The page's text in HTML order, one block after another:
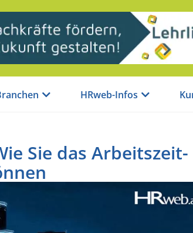
HRweb-Infos
Sie das Arbeitszeit-